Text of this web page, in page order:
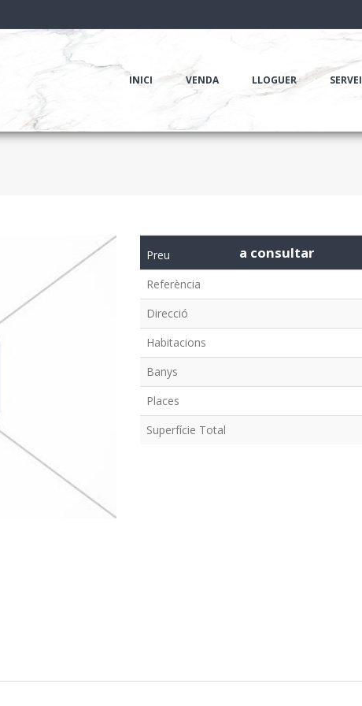
INICI VENDA LLOGUER
Preu a consultar
Referència
Direcció
Habitacions
Banys
Places
Superfície Total